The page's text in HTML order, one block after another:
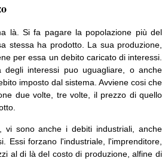
là. Si fa pagare la popolazione più del
stessa ha prodotto. La sua produzione,
per essa un debito caricato di interessi.
interessi puo uguagliare, o anche
imposto dal sistema. Avviene cosi che
due volte, tre volte, il prezzo di quello
vi sono anche i debiti industriali, anche
Essi forzano l'industriale, l'imprenditore,
al di là del costo di produzione, alfine di